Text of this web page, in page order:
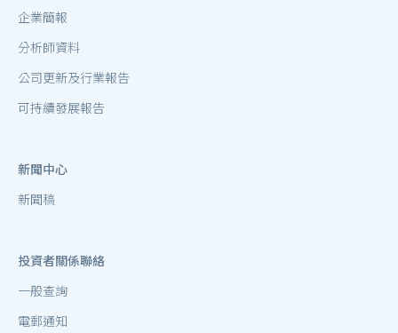
企業簡報
分析師資料
公司更新及行業報告
可持續發展報告
新聞中心
新聞稿
投資者關係聯絡
一般查詢
電郵通知